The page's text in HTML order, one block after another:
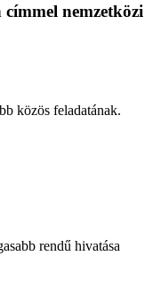
nemzetközi
közös feladatának.
rendű hivatása